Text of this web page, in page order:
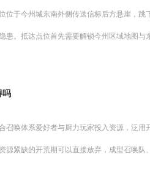
位于今州城东南外侧传送信标后方悬崖，跳
患。抵达点位首先需要解锁今州区域地图
吗
召唤体系爱好者与厨力玩家投入资源，泛用
源紧缺的开荒期可以直接放弃，成型召唤队